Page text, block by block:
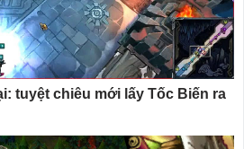
tuyệt chiêu mới lấy Tốc Biến ra